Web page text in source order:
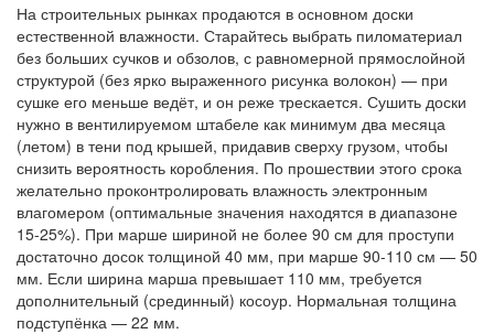
На строительных рынках продаются в основном доски
естественной влажности. Старайтесь выбрать пиломатериал
без больших сучков и обзолов, с равномерной прямослойной
структурой (без ярко выраженного рисунка волокон) — при
сушке его меньше ведёт, и он реже трескается. Сушить доски
нужно в вентилируемом штабеле как минимум два месяца
(летом) в тени под крышей, придавив сверху грузом, чтобы
снизить вероятность коробления. По прошествии этого срока
желательно проконтролировать влажность электронным
влагомером (оптимальные значения находятся в диапазоне
15-25%). При марше шириной не более 90 см для проступи
достаточно досок толщиной 40 мм, при марше 90-110 см — 50
мм. Если ширина марша превышает 110 мм, требуется
дополнительный (срединный) косоур. Нормальная толщина
подступёнка — 22 мм.